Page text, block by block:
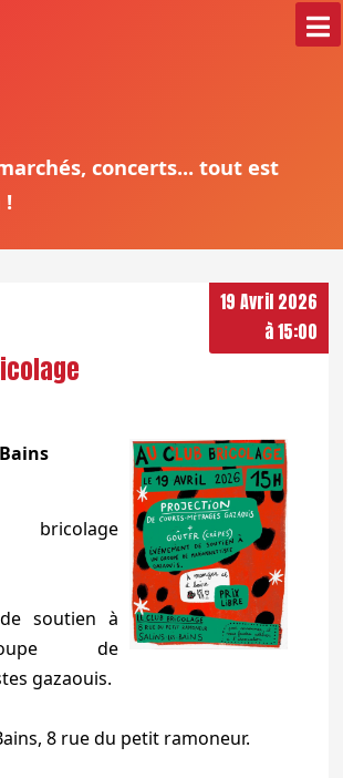
concerts... tout est
!
19 Avril 2026
à 15:00
soutien à
de
gazaouis.
8 rue du petit ramoneur.